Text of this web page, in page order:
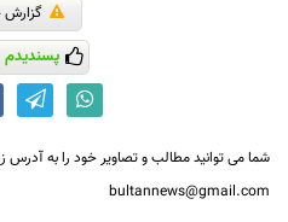
گزارش
پسندیدم
شما می توانید مطالب و تصاویر خود را به آدرس
bultannews@gmail.com